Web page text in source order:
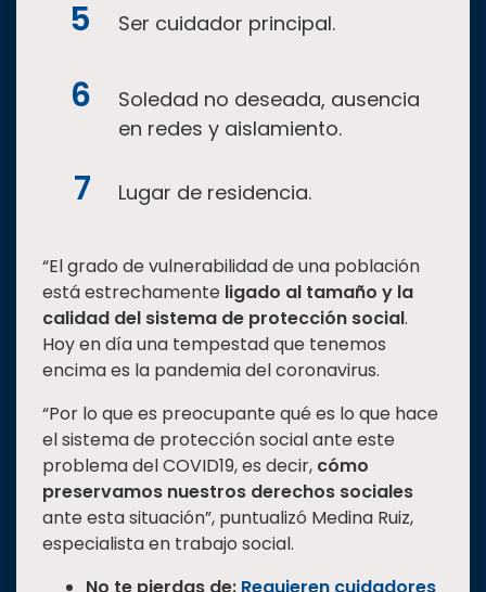
Ser cuidador principal.
Soledad no deseada, ausencia
en redes y aislamiento.
Lugar de residencia.
“El grado de vulnerabilidad de una población
está estrechamente ligado al tamaño y la
calidad del sistema de protección social.
Hoy en día una tempestad que tenemos
encima es la pandemia del coronavirus.
“Por lo que es preocupante qué es lo que hace
el sistema de protección social ante este
problema del COVID19, es decir, cómo
preservamos nuestros derechos sociales
ante esta situación”, puntualizó Medina Ruiz,
especialista en trabajo social.